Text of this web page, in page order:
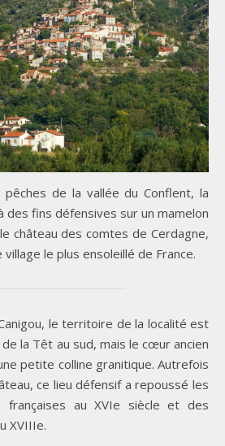
de la vallée du Conflent, la
des fins défensives sur un mamelon
château des comtes de Cerdagne,
le plus ensoleillé de France.
le territoire de la localité est
la Têt au sud, mais le cœur ancien
petite colline granitique. Autrefois
ce lieu défensif a repoussé les
françaises au XVIe siècle et des
XVIIIe.